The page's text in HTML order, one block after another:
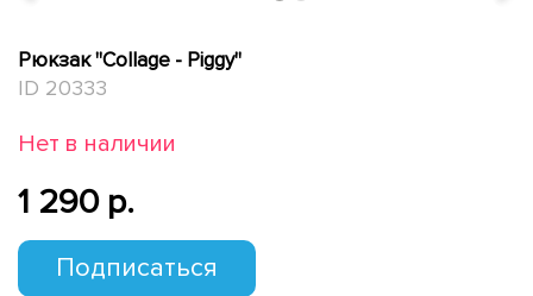
Рюкзак "Collage - Piggy"
ID 20333
Нет в наличии
1 290 p.
Подписаться